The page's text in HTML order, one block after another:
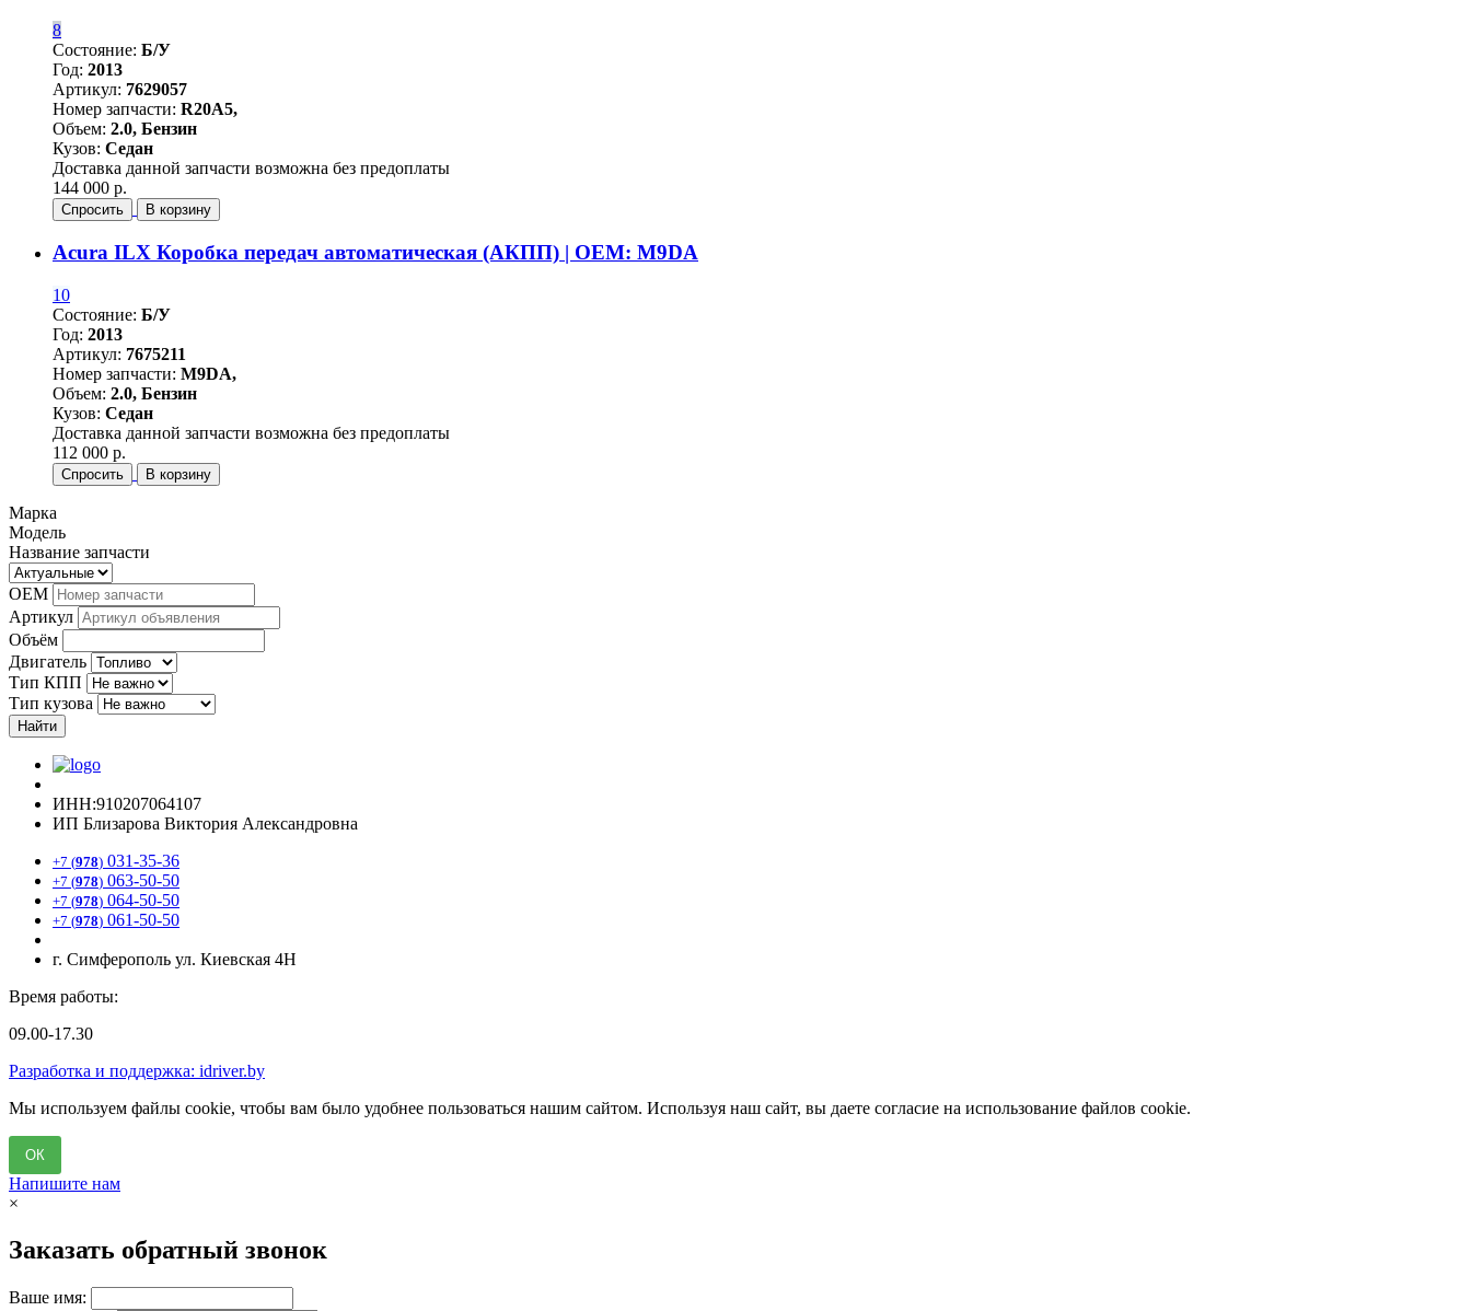
8
Состояние: Б/У
Год: 2013
Артикул: 7629057
Номер запчасти: R20A5,
Объем: 2.0, Бензин
Кузов: Седан
Доставка данной запчасти возможна без предоплаты
144 000 р.
Спросить В корзину
Acura ILX Коробка передач автоматическая (АКПП) | OEM: M9DA
10
Состояние: Б/У
Год: 2013
Артикул: 7675211
Номер запчасти: M9DA,
Объем: 2.0, Бензин
Кузов: Седан
Доставка данной запчасти возможна без предоплаты
112 000 р.
Спросить В корзину
Марка
Модель
Название запчасти
OEM
Артикул
Объём
Двигатель
Тип КПП
Тип кузова
Найти
ИНН:910207064107
ИП Близарова Виктория Александровна
+7 (978) 031-35-36
+7 (978) 063-50-50
+7 (978) 064-50-50
+7 (978) 061-50-50
г. Симферополь ул. Киевская 4Н
Время работы:
09.00-17.30
Разработка и поддержка: idriver.by
Мы используем файлы cookie, чтобы вам было удобнее пользоваться нашим сайтом. Используя наш сайт, вы даете согласие на использование файлов cookie.
ОК
Напишите нам
×
Заказать обратный звонок
Ваше имя: